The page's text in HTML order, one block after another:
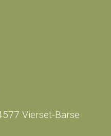
Vierset-Barse